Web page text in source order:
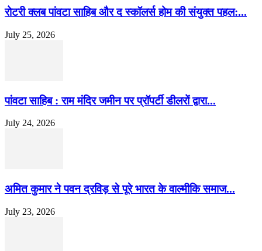
​रोटरी क्लब पांवटा साहिब और द स्कॉलर्स होम की संयुक्त पहल:...
July 25, 2026
पांवटा साहिब : राम मंदिर जमीन पर प्रॉपर्टी डीलरों द्वारा...
July 24, 2026
अमित कुमार ने पवन द्रविड़ से पूरे भारत के वाल्मीकि समाज...
July 23, 2026